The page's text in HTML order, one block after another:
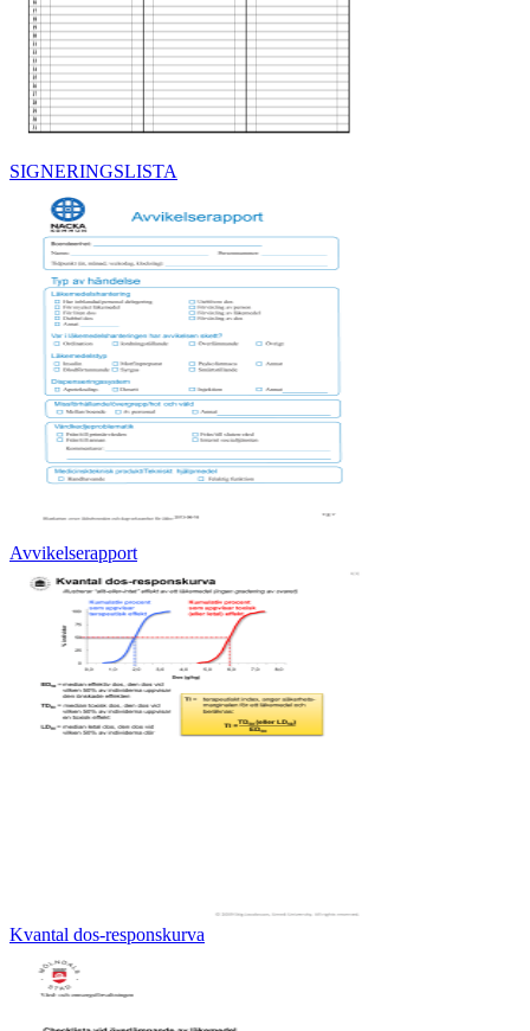
SIGNERINGSLISTA
Avvikelserapport
Kvantal dos-responskurva